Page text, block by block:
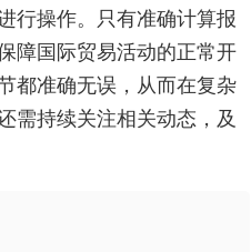
行操作。只有准确计算报
障国际贸易活动的正常开
都准确无误，从而在复杂
需持续关注相关动态，及